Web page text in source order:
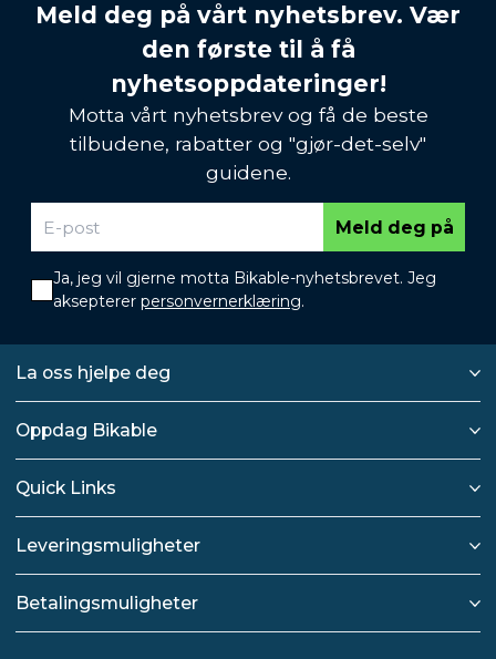
Meld deg på vårt nyhetsbrev. Vær
den første til å få
nyhetsoppdateringer!
Motta vårt nyhetsbrev og få de beste
tilbudene, rabatter og "gjør-det-selv"
guidene.
Meld deg på
Ja, jeg vil gjerne motta Bikable-nyhetsbrevet. Jeg
aksepterer personvernerklæring.
La oss hjelpe deg
Oppdag Bikable
Quick Links
Leveringsmuligheter
Betalingsmuligheter